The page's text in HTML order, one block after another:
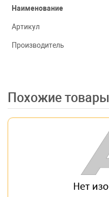
Наименование
Артикул
Производитель
Похожие товары